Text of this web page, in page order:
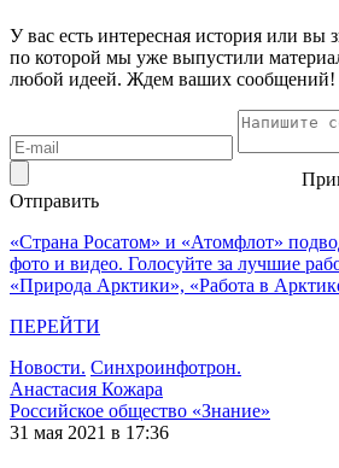
У вас есть интересная история или вы
по которой мы уже выпустили
любой идеей. Ждем ваших сообщений!
Отправить
«Страна Росатом» и «Атомфлот»
фото и видео. Голосуйте за лучшие
«Природа Арктики», «Работа в
ПЕРЕЙТИ
Новости. Синхроинфотрон.
Анастасия Кожара
Российское общество «Знание»
31 мая 2021 в 17:36